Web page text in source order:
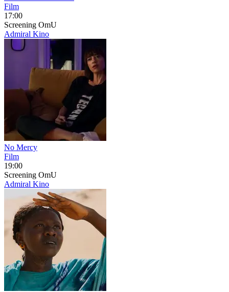
Film
17:00
Screening OmU
Admiral Kino
No Mercy
Film
19:00
Screening OmU
Admiral Kino